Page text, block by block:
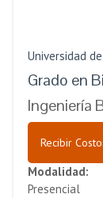
Universidad
Grado en
Ingeniería
Recibir
Modalidad:
Presencial